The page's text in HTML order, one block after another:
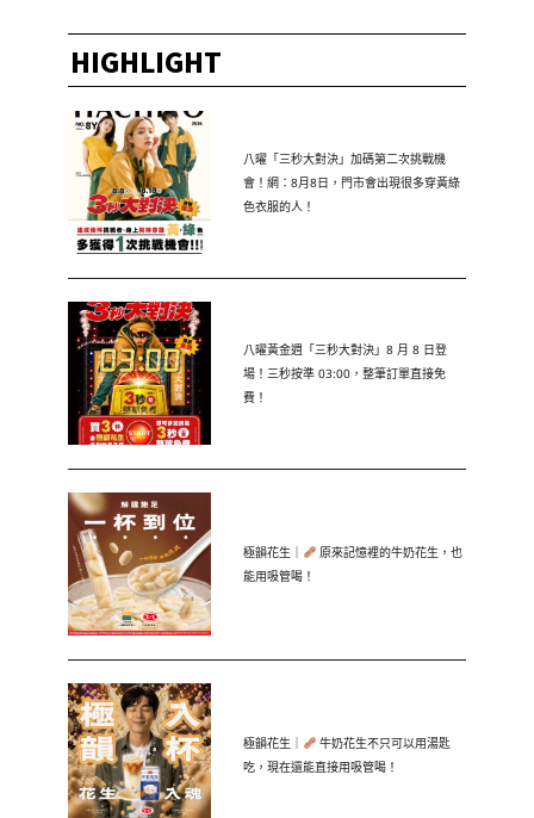
HIGHLIGHT
八曜「三秒大對決」加碼第二次挑戰機
會！網：8月8日，門市會出現很多穿黃綠
色衣服的人！
八曜黃金週「三秒大對決」8 月 8 日登
場！三秒按準 03:00，整筆訂單直接免
費！
極韻花生｜
原來記憶裡的牛奶花生，也
能用吸管喝！
極韻花生｜
牛奶花生不只可以用湯匙
吃，現在還能直接用吸管喝！